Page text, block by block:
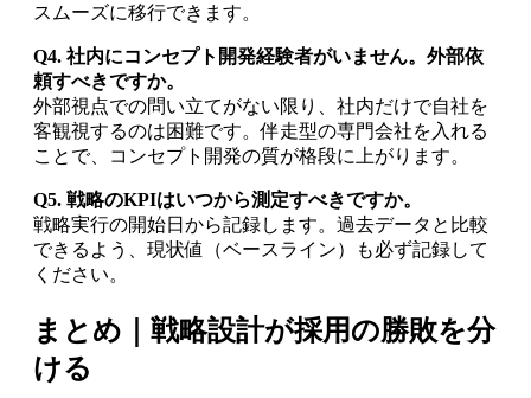
スムーズに移行できます。
Q4. 社内にコンセプト開発経験者がいません。外部依
頼すべきですか。
外部視点での問い立てがない限り、社内だけで自社を
客観視するのは困難です。伴走型の専門会社を入れる
ことで、コンセプト開発の質が格段に上がります。
Q5. 戦略のKPIはいつから測定すべきですか。
戦略実行の開始日から記録します。過去データと比較
できるよう、現状値（ベースライン）も必ず記録して
ください。
まとめ｜戦略設計が採用の勝敗を分
ける